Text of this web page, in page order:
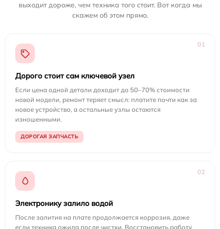
выходит дороже, чем техника того стоит. Вот когда мы
скажем об этом прямо.
01
Дорого стоит сам ключевой узел
Если цена одной детали доходит до 50–70% стоимости
новой модели, ремонт теряет смысл: платите почти как за
новое устройство, а остальные узлы остаются
изношенными.
ДОРОГАЯ ЗАПЧАСТЬ
02
Электронику залило водой
После залития на плате продолжается коррозия, даже
если техника ожила после чистки. Восстановить работу